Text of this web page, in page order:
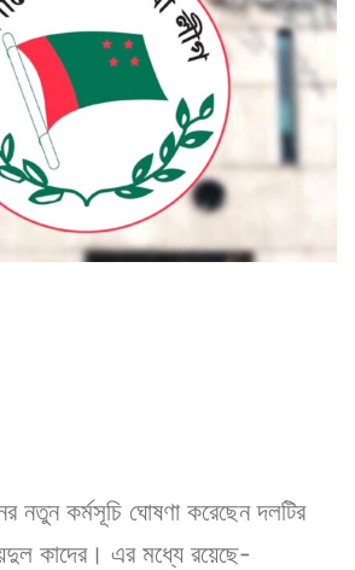
নতুন কর্মসূচি ঘোষণা করেছেন দলটির
কাদের। এর মধ্যে রয়েছে-